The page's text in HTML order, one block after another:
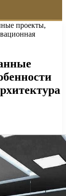
проекты,